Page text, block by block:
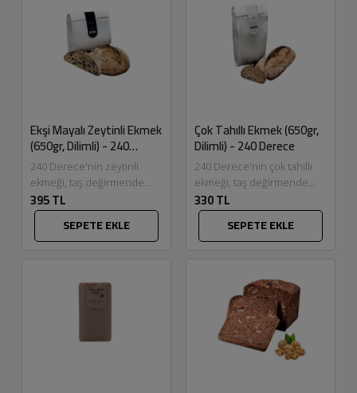
Ekşi Mayalı Zeytinli Ekmek
(650gr, Dilimli) - 240
Derece
240 Derece'nin zeytinli
ekmeği, taş değirmende
öğütülmüş tam buğday unu,
ekşi maya, siyah zeytin,
kekik ve limon...
395 TL
SEPETE EKLE
Çok Tahıllı Ekmek (650gr,
Dilimli) - 240 Derece
240 Derece'nin çok tahıllı
ekmeği, taş değirmende
öğütülmüş tam buğday ve
çavdar unu karışımı, ekşi
maya, ay...
330 TL
SEPETE EKLE